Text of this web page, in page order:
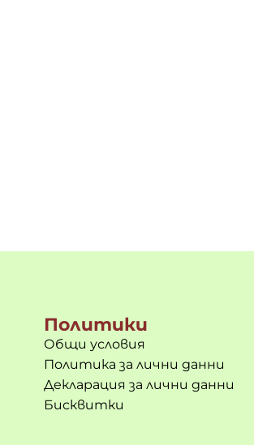
Политики
Общи условия
Политика за лични данни
Декларация за лични данни
Бисквитки